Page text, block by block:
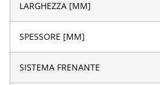
LARGHEZZA [MM]
SPESSORE [MM]
SISTEMA FRENANTE